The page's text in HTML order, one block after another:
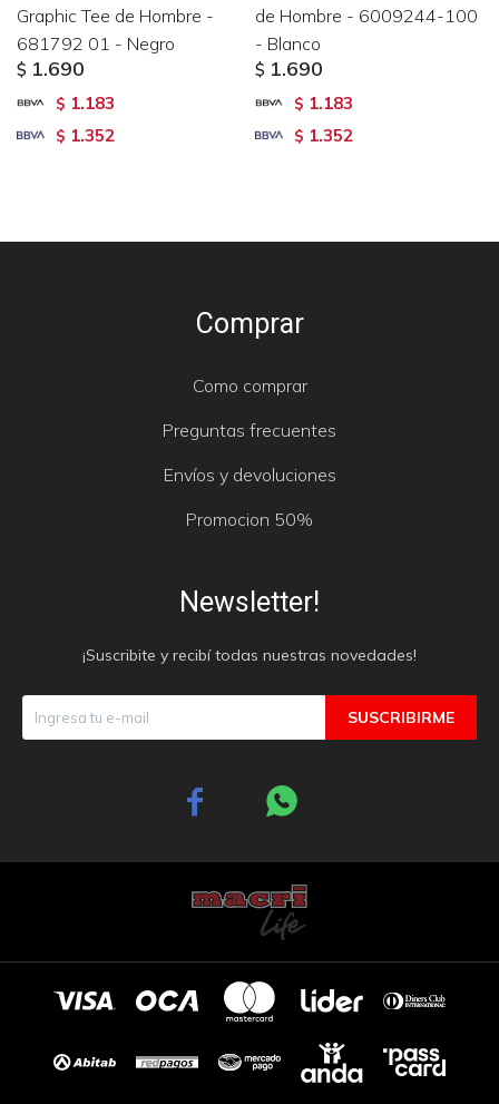
Graphic Tee de Hombre -
681792 01 - Negro
$ 1.690
$ 1.183
$ 1.352
de Hombre - 6009244-100
- Blanco
$ 1.690
$ 1.183
$ 1.352
Comprar
Como comprar
Preguntas frecuentes
Envíos y devoluciones
Promocion 50%
Newsletter!
¡Suscribite y recibí todas nuestras novedades!
SUSCRIBIRME
 